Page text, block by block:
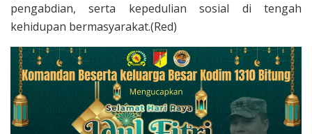
pengabdian, serta kepedulian sosial di tengah
kehidupan bermasyarakat.(Red)